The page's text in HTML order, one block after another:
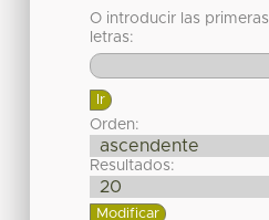
O introducir las primeras
letras:
Orden:
Resultados: